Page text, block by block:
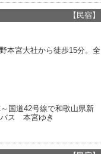
【民宿】
宮大社から徒歩15分。全
国道42号線で和歌山県新
ス 本宮ゆき